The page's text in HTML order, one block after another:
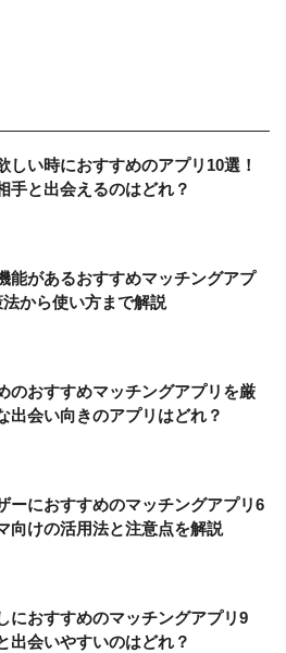
しい時におすすめのアプリ10選！
手と出会えるのはどれ？
能があるおすすめマッチングアプ
法から使い方まで解説
のおすすめマッチングアプリを厳
出会い向きのアプリはどれ？
ーにおすすめのマッチングアプリ6
向けの活用法と注意点を解説
におすすめのマッチングアプリ9
出会いやすいのはどれ？